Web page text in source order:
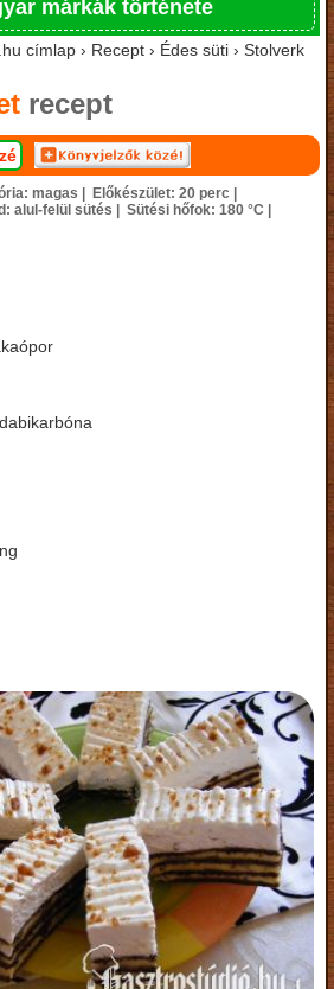
márkák története
címlap › Recept › Édes süti › Stolverk
recept
magas | Előkészület: 20 perc |
alul-felül sütés | Sütési hőfok: 180 °C |